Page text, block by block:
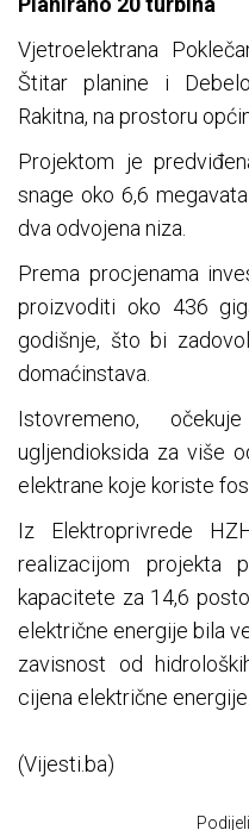
Vjetroelektrana
Štitar planine i
Rakitna, na prostoru
Projektom je
snage oko 6,6
dva odvojena niza.
Prema procjenama
proizvoditi oko 436
godišnje, što bi
domaćinstava.
Istovremeno,
ugljendioksida za više
elektrane koje koriste
Iz Elektroprivrede
realizacijom projekta
kapacitete za 14,6
električne energije bila
zavisnost od
cijena električne energije.
(Vijesti.ba)